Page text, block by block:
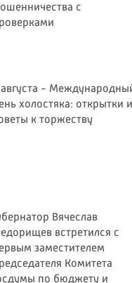
с
-
холостяка: открытки и
к торжеству
Вячеслав
встретился с
заместителем
Комитета
по бюджету и